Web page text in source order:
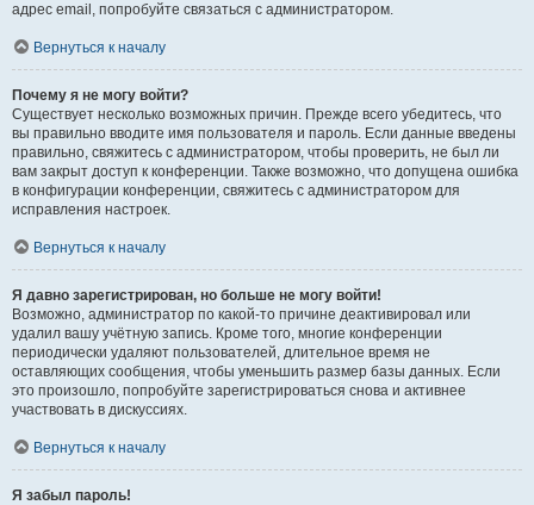
адрес email, попробуйте связаться с администратором.
Вернуться к началу
Почему я не могу войти?
Существует несколько возможных причин. Прежде всего убедитесь, что
вы правильно вводите имя пользователя и пароль. Если данные введены
правильно, свяжитесь с администратором, чтобы проверить, не был ли
вам закрыт доступ к конференции. Также возможно, что допущена ошибка
в конфигурации конференции, свяжитесь с администратором для
исправления настроек.
Вернуться к началу
Я давно зарегистрирован, но больше не могу войти!
Возможно, администратор по какой-то причине деактивировал или
удалил вашу учётную запись. Кроме того, многие конференции
периодически удаляют пользователей, длительное время не
оставляющих сообщения, чтобы уменьшить размер базы данных. Если
это произошло, попробуйте зарегистрироваться снова и активнее
участвовать в дискуссиях.
Вернуться к началу
Я забыл пароль!